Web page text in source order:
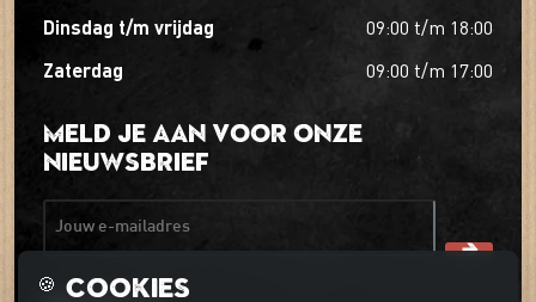
dinsdag t/m vrijdag 09:00 t/m 18:00
zaterdag 09:00 t/m 17:00
Meld je aan voor onze
nieuwsbrief
🍪 Cookies